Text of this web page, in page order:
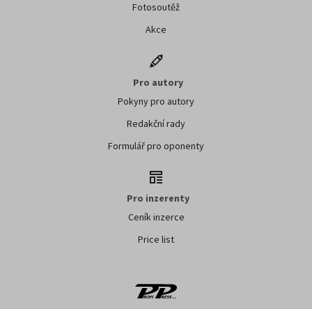
Fotosoutěž
Akce
Pro autory
Pokyny pro autory
Redakční rady
Formulář pro oponenty
Pro inzerenty
Ceník inzerce
Price list